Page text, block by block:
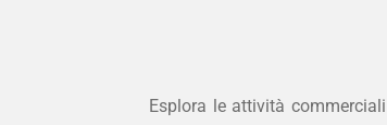
Esplora le attività